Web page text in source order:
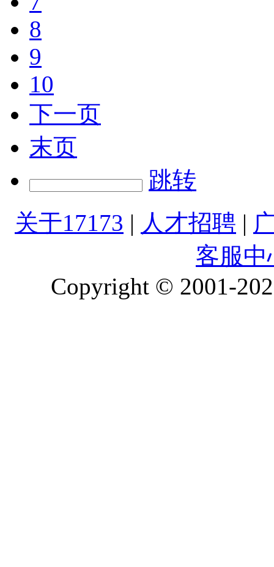
8
9
10
下一页
末页
跳转
关于17173 | 人才招聘 |
客服中
Copyright © 2001-